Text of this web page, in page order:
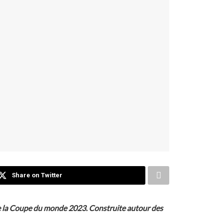
Share on Twitter
Coupe du monde 2023. Construite autour des